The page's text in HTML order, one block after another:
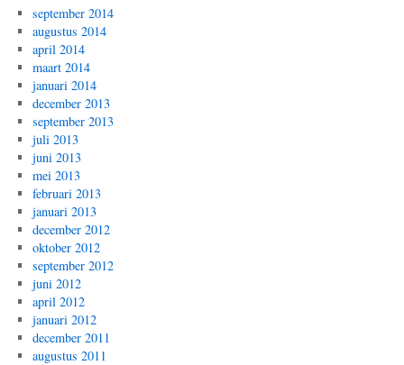
september 2014
augustus 2014
april 2014
maart 2014
januari 2014
december 2013
september 2013
juli 2013
juni 2013
mei 2013
februari 2013
januari 2013
december 2012
oktober 2012
september 2012
juni 2012
april 2012
januari 2012
december 2011
augustus 2011